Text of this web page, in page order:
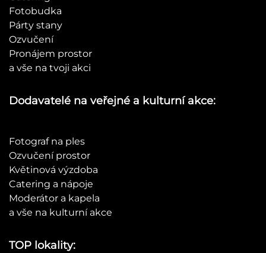
Fotobudka
Párty stany
Ozvučení
Pronájem prostor
a vše na tvoji akci
Dodavatelé na veřejné a kulturní akce:
Fotograf na ples
Ozvučení prostor
Květinová výzdoba
Catering a nápoje
Moderátor a kapela
a vše na kulturní akce
TOP lokality: